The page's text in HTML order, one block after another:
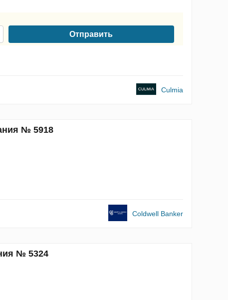
Отправить
Culmia
№ 5918
Coldwell Banker
№ 5324